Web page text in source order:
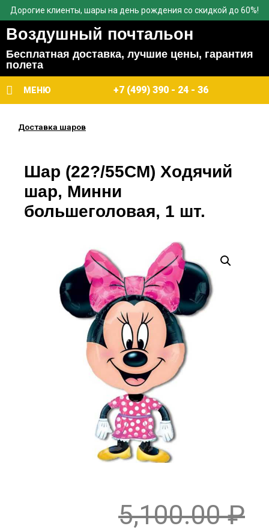
Дорогие клиенты, шары на день рождения со скидкой до 60%!
Воздушный почтальон
Бесплатная доставка, лучшие цены, гарантия
полета
МЕНЮ +7 (499) 390 - 24 - 36
Доставка шаров
Шар (22?/55CM) Ходячий
шар, Минни
большеголовая, 1 шт.
5,100.00₽